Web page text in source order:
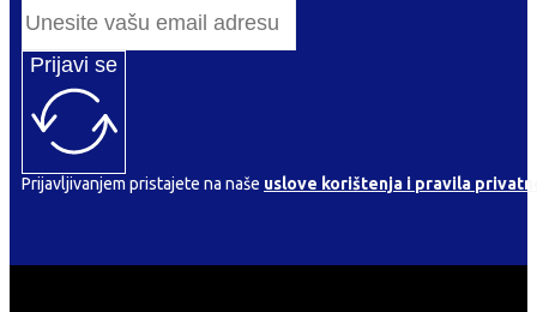
Prijavi se
Prijavljivanjem pristajete na naše uslove korištenja i pravila